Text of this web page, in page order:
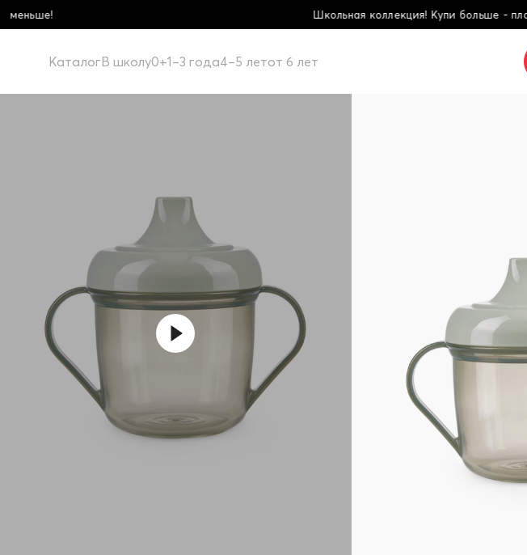
Школьная коллекция! Купи больше - плати меньше!
КаталогВ школу0+1–3 года4–5 летот 6 лет